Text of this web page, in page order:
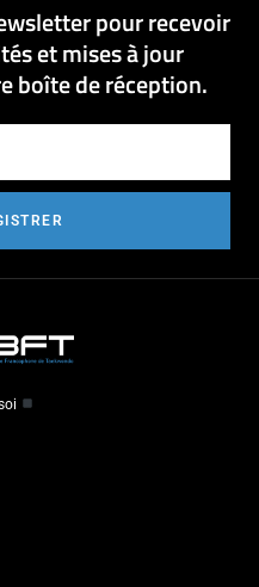
pour recevoir
et mises à jour
boîte de réception.